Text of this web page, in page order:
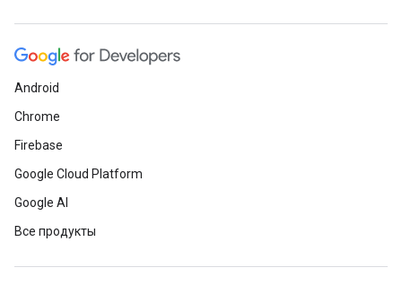
Android
Chrome
Firebase
Google Cloud Platform
Google AI
Все продукты